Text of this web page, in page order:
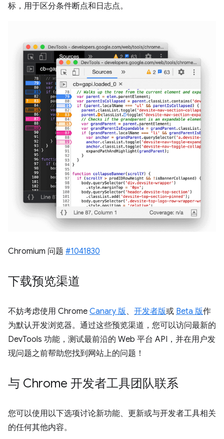
标，用于区分条件断点和日志点。
Chromium 问题 #1041830
下载预览渠道
不妨考虑使用 Chrome Canary 版 、 开发者版或 Beta 版作
为默认开发浏览器。通过这些预览渠道，您可以访问最新的
DevTools 功能，测试最前沿的 Web 平台 API，并在用户发
现问题之前帮助您找到网站上的问题！
与 Chrome 开发者工具团队联系
您可以使用以下选项讨论新功能、更新或与开发者工具相关
的任何其他内容。